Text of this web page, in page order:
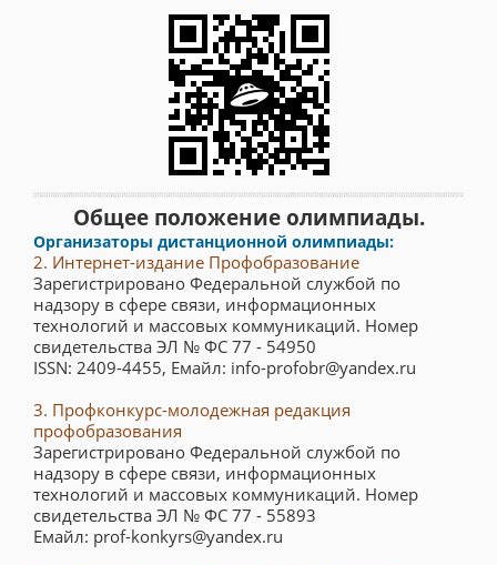
Общее положение олимпиады.
Организаторы дистанционной олимпиады:
2. Интернет-издание Профобразование
Зарегистрировано Федеральной службой по
надзору в сфере связи, информационных
технологий и массовых коммуникаций. Номер
свидетельства ЭЛ № ФС 77 - 54950
ISSN: 2409-4455, Емайл: info-profobr@yandex.ru
3. Профконкурс-молодежная редакция
профобразования
Зарегистрировано Федеральной службой по
надзору в сфере связи, информационных
технологий и массовых коммуникаций. Номер
свидетельства ЭЛ № ФС 77 - 55893
Емайл: prof-konkyrs@yandex.ru